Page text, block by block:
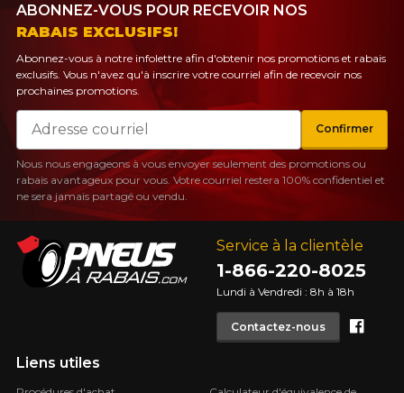
Service à la clientèle
1-866-220-8025
Lundi à Vendredi : 8h à 18h
Contactez-nous
Liens utiles
ABONNEZ-VOUS POUR RECEVOIR NOS
RABAIS EXCLUSIFS!
Abonnez-vous à notre infolettre afin d'obtenir nos promotions et rabais
exclusifs. Vous n'avez qu'à inscrire votre courriel afin de recevoir nos
prochaines promotions.
Courriel
Confirmer
Nous nous engageons à vous envoyer seulement des promotions ou
rabais avantageux pour vous. Votre courriel restera 100% confidentiel et
ne sera jamais partagé ou vendu.